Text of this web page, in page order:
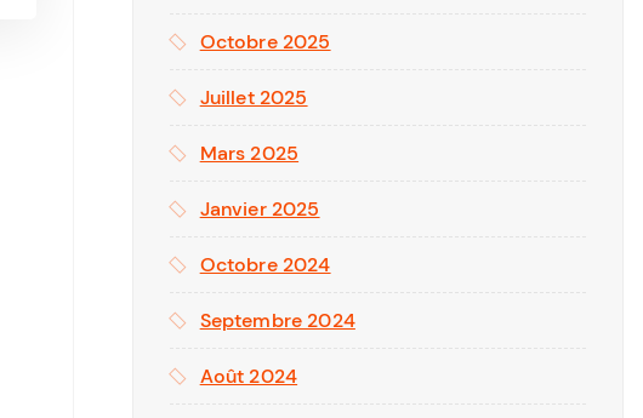
Octobre 2025
Juillet 2025
Mars 2025
Janvier 2025
Octobre 2024
Septembre 2024
Août 2024